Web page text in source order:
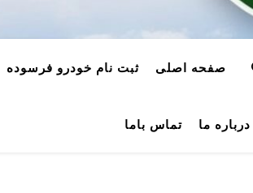
صفحه اصلی ثبت نام خودرو فرسوده
درباره ما تماس باما